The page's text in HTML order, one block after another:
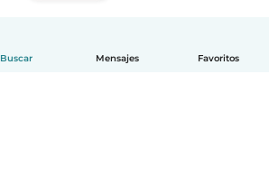
Buscar Mensajes Favoritos